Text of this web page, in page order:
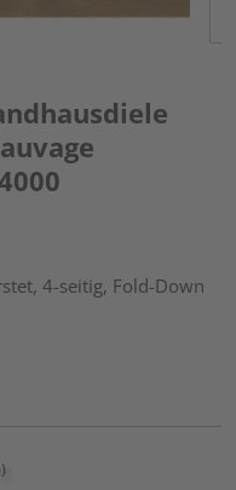
4-seitig, Fold-Down